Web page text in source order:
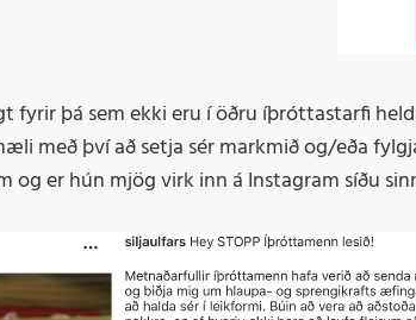
fyrir þá sem ekki eru í öðru íþróttastarfi
með því að setja sér markmið og/eða
og er hún mjög virk inn á Instagram síðu